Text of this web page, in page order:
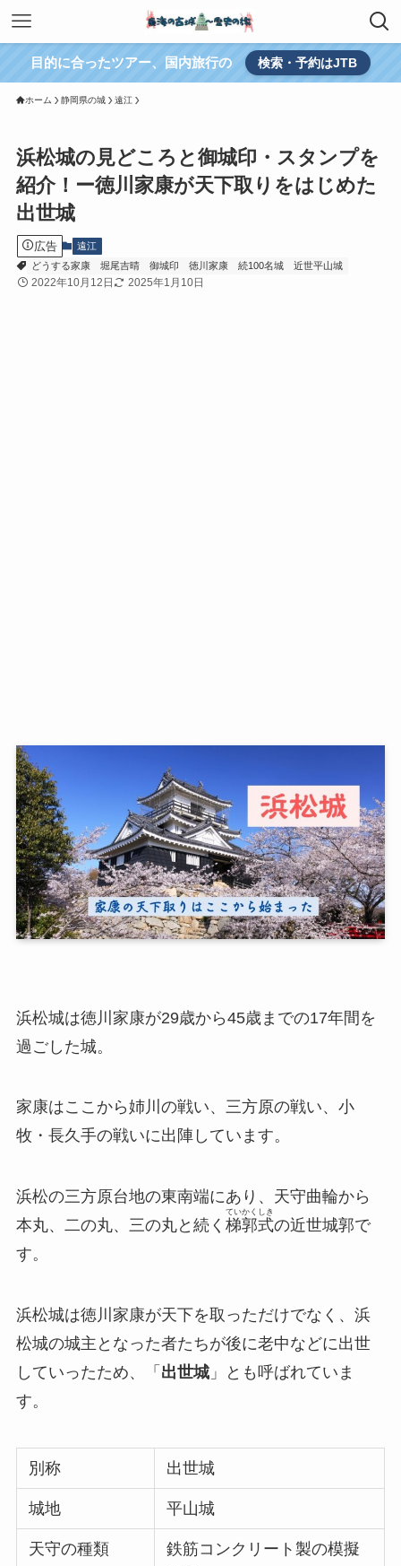
目的に合ったツアー、国内旅行の 検索・予約はJTB
ホーム 静岡県の城 遠江
浜松城の見どころと御城印・スタンプを
紹介！ー徳川家康が天下取りをはじめた
出世城
広告
遠江
どうする家康
堀尾吉晴 御城印 徳川家康 続100名城 近世平山城
2022年10月12日 2025年1月10日
浜松城は徳川家康が29歳から45歳までの17年間を
過ごした城。
家康はここから姉川の戦い、三方原の戦い、小
牧・長久手の戦いに出陣しています。
浜松の三方原台地の東南端にあり、天守曲輪から
本丸、二の丸、三の丸と続く 梯郭式
ていかくしき
の近世城郭で
す。
浜松城は徳川家康が天下を取っただけでなく、浜
松城の城主となった者たちが後に老中などに出世
していったため、「 出世城」とも呼ばれていま
す。
別称 出世城
城地 平山城
天守の種類
鉄筋コンクリート製の模擬